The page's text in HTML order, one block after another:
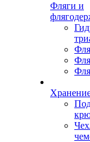
Фляги и